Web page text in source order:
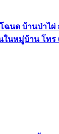
ฉนด บ้านป่าไผ่
นหมู่บ้าน โทร